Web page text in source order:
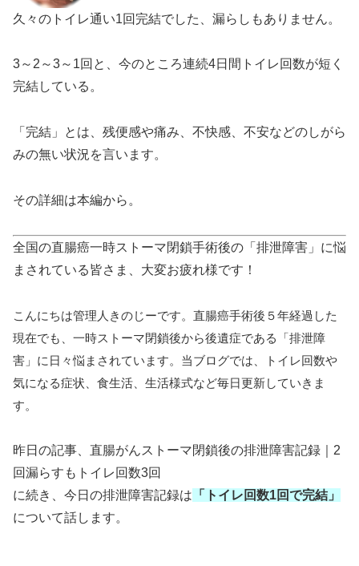
久々のトイレ通い1回完結でした、漏らしもありません。
3～2～3～1回と、今のところ連続4日間トイレ回数が短く
完結している。
「完結」とは、残便感や痛み、不快感、不安などのしがら
みの無い状況を言います。
その詳細は本編から。
全国の直腸癌一時ストーマ閉鎖手術後の「排泄障害」に悩
まされている皆さま、大変お疲れ様です！
こんにちは管理人きのじーです。直腸癌手術後５年経過した
現在でも、一時ストーマ閉鎖後から後遺症である「排泄障
害」に日々悩まされています。当ブログでは、トイレ回数や
気になる症状、食生活、生活様式など毎日更新していきま
す。
昨日の記事、直腸がんストーマ閉鎖後の排泄障害記録｜2
回漏らすもトイレ回数3回
に続き、今日の排泄障害記録は 「トイレ回数1回で完結」
について話します。